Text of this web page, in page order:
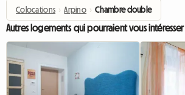
Colocations › Arpino › Chambre double
Autres logements qui pourraient vous intéresser